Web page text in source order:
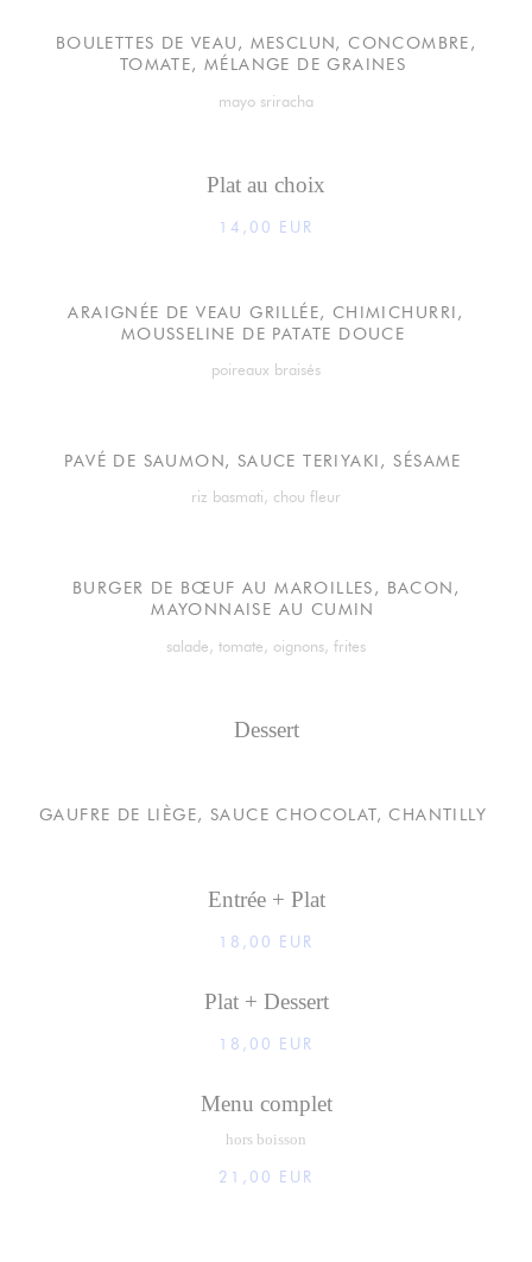
BOULETTES DE VEAU, MESCLUN, CONCOMBRE,
TOMATE, MÉLANGE DE GRAINES
mayo sriracha
Plat au choix
14,00 EUR
ARAIGNÉE DE VEAU GRILLÉE, CHIMICHURRI,
MOUSSELINE DE PATATE DOUCE
poireaux braisés
PAVÉ DE SAUMON, SAUCE TERIYAKI, SÉSAME
riz basmati, chou fleur
BURGER DE BŒUF AU MAROILLES, BACON,
MAYONNAISE AU CUMIN
salade, tomate, oignons, frites
Dessert
GAUFRE DE LIÈGE, SAUCE CHOCOLAT, CHANTILLY
Entrée + Plat
18,00 EUR
Plat + Dessert
18,00 EUR
Menu complet
hors boisson
21,00 EUR